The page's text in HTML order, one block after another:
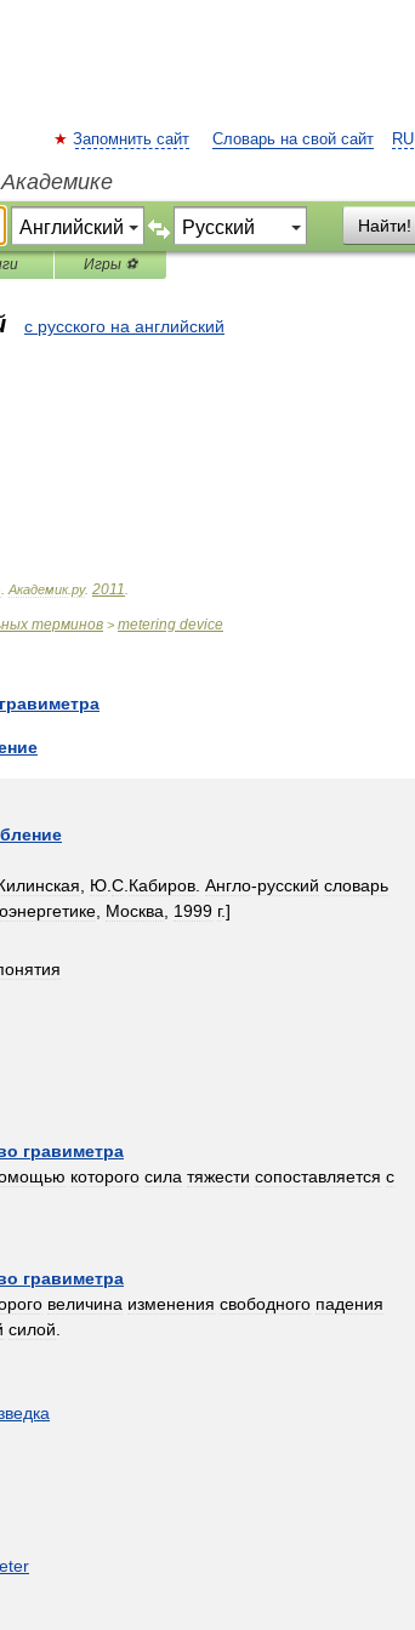
RU
Запомнить сайт Словарь на свой сайт
Найти!
Игры ⚽
с русского на английский
Академик.ру. 2011
терминов > metering device
гравиметра
Ю С Кабиров Англо-русский словарь
Москва 1999 г.]
гравиметра
которого сила тяжести сопоставляется с
гравиметра
величина изменения свободного падения
силой